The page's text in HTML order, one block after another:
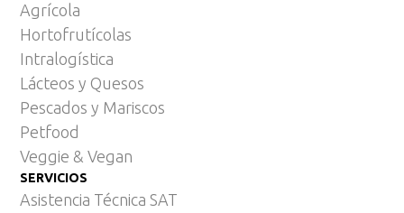
Agrícola
Hortofrutícolas
Intralogística
Lácteos y Quesos
Pescados y Mariscos
Petfood
Veggie & Vegan
SERVICIOS
Asistencia Técnica SAT